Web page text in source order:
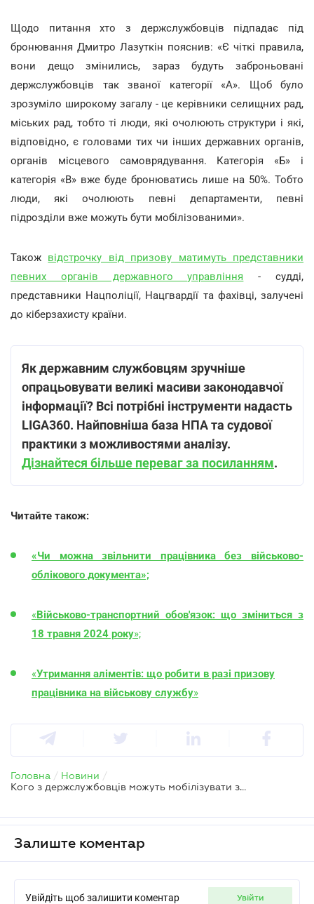
Щодо питання хто з держслужбовців підпадає під
бронювання Дмитро Лазуткін пояснив: «Є чіткі правила,
вони дещо змінились, зараз будуть заброньовані
держслужбовців так званої категорії «А». Щоб було
зрозуміло широкому загалу - це керівники селищних рад,
міських рад, тобто ті люди, які очолюють структури і які,
відповідно, є головами тих чи інших державних органів,
органів місцевого самоврядування. Категорія «Б» і
категорія «В» вже буде бронюватись лише на 50%. Тобто
люди, які очолюють певні департаменти, певні
підрозділи вже можуть бути мобілізованими».
Також відстрочку від призову матимуть представники
певних органів державного управління - судді,
представники Нацполіції, Нацгвардії та фахівці, залучені
до кіберзахисту країни.
Як державним службовцям зручніше
опрацьовувати великі масиви законодавчої
інформації? Всі потрібні інструменти надасть
LIGA360. Найповніша база НПА та судової
практики з можливостями аналізу.
Дізнайтеся більше переваг за посиланням.
Читайте також:
«Чи можна звільнити працівника без військово-
облікового документа»;
«Військово-транспортний обов'язок: що зміниться з
18 травня 2024 року»;
«Утримання аліментів: що робити в разі призову
працівника на військову службу»
Головна / Новини /
Кого з держслужбовців можуть мобілізувати за новим законом – Міноборони
Залиште коментар
Увійдіть щоб залишити коментар увійти